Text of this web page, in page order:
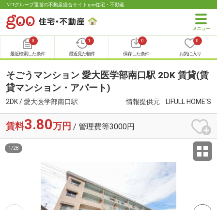
NTTグループ運営の不動産総合サイト goo住宅・不動産
0
最近検索した条件
1
最近見た物件
0
保存した条件
0
お気に入り
そごうマンション 愛大医学部南口駅 2DK 賃貸(賃
貸マンション・アパート)
2DK / 愛大医学部南口駅 情報提供元 LIFULL HOME'S
賃料3.80万円 / 管理費等3000円
1 /28